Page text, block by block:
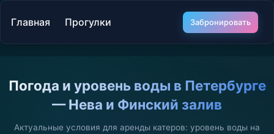
Главная Прогулки Забронировать
Погода и уровень воды в Петербурге
— Нева и Финский залив
Актуальные условия для аренды катеров: уровень воды на